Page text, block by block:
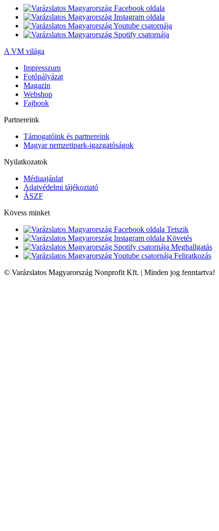
A VM világa
Impresszum
Fotópályázat
Magazin
Webshop
Fajbook
Partnereink
Támogatóink és partnereink
Magyar nemzetipark-igazgatóságok
Nyilatkozatok
Médiaajánlat
Adatvédelmi tájékoztató
ÁSZF
Kövess minket
Tetszik
Követés
Meghallgatás
Feliratkozás
© Varázslatos Magyarország Nonprofit Kft. | Minden jog fenntartva!